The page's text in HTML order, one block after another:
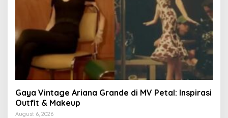
Gaya Vintage Ariana Grande di MV Petal: Inspirasi
Outfit & Makeup
August 6, 2026